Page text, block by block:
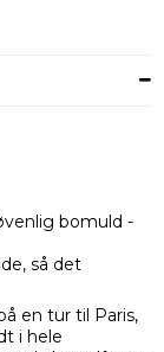
bomuld -
så det
en tur til Paris,
i hele